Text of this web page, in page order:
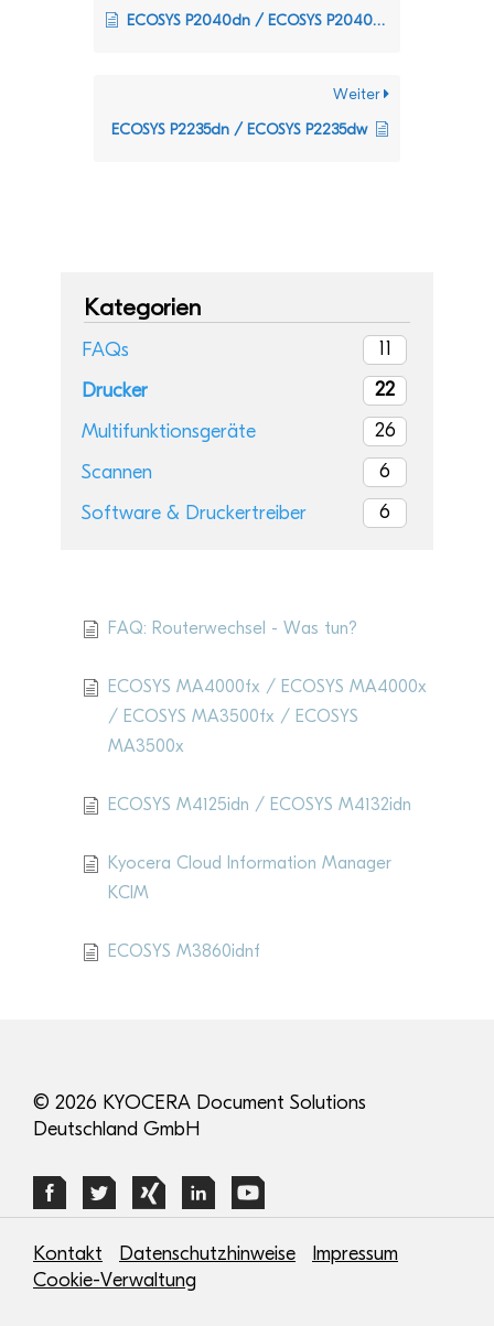
ECOSYS P2040dn / ECOSYS P2040dw
Weiter
ECOSYS P2235dn / ECOSYS P2235dw
Kategorien
FAQs
11
Drucker
22
Multifunktionsgeräte
26
Scannen
6
Software & Druckertreiber
6
FAQ: Routerwechsel - Was tun?
ECOSYS MA4000fx / ECOSYS MA4000x
/ ECOSYS MA3500fx / ECOSYS
MA3500x
ECOSYS M4125idn / ECOSYS M4132idn
Kyocera Cloud Information Manager
KCIM
ECOSYS M3860idnf
© 2026 KYOCERA Document Solutions
Deutschland GmbH
Kontakt Datenschutzhinweise
Impressum
Cookie-Verwaltung